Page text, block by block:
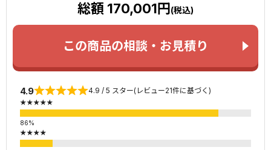
総額 170,001円 (税込)
この商品の相談・お見積り
4.9 4.9 / 5 スター(レビュー21件に基づく)
★★★★★
★★★★